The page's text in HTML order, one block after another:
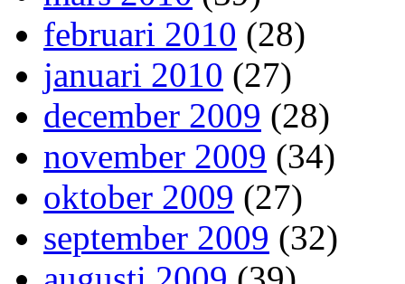
februari 2010 (28)
januari 2010 (27)
december 2009 (28)
november 2009 (34)
oktober 2009 (27)
september 2009 (32)